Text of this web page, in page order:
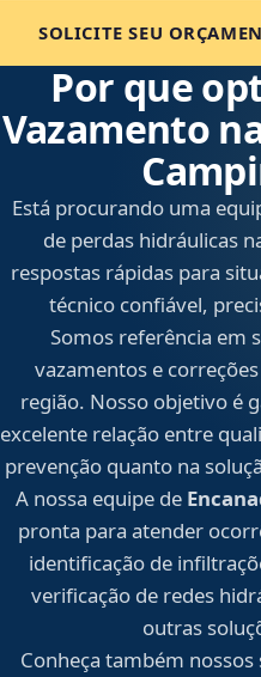
SOLICITE SEU
Por que
Vazamento
Está procurando uma
de perdas hidráulicas
respostas rápidas para
técnico confiável,
Somos referência em
vazamentos e
região. Nosso objetivo é
excelente relação entre
prevenção quanto na
A nossa equipe de
pronta para atender
identificação de
verificação de redes
outras
Conheça também nossos